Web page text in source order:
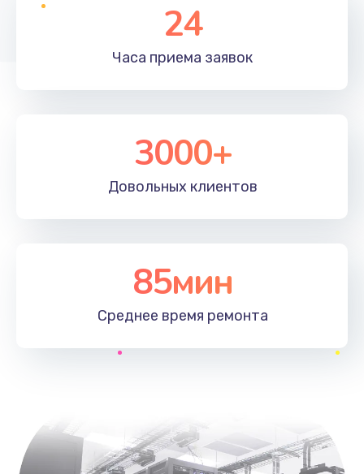
24
Часа приема заявок
3000+
Довольных клиентов
85мин
Среднее время ремонта